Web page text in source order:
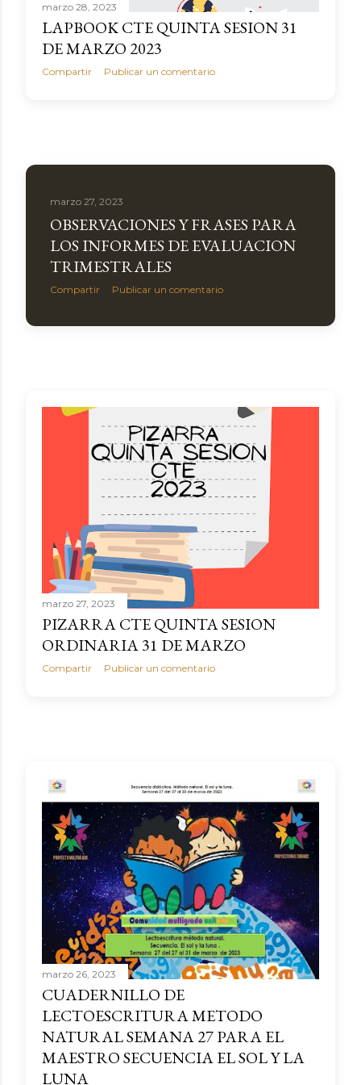
marzo 28, 2023
LAPBOOK CTE QUINTA SESION 31
DE MARZO 2023
Compartir Publicar un comentario
marzo 27, 2023
OBSERVACIONES Y FRASES PARA
LOS INFORMES DE EVALUACION
TRIMESTRALES
Compartir Publicar un comentario
marzo 27, 2023
PIZARRA CTE QUINTA SESION
ORDINARIA 31 DE MARZO
Compartir Publicar un comentario
marzo 26, 2023
CUADERNILLO DE
LECTOESCRITURA METODO
NATURAL SEMANA 27 PARA EL
MAESTRO SECUENCIA EL SOL Y LA
LUNA